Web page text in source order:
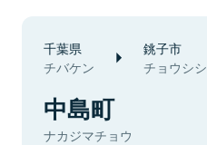
千葉県
チバケン
銚子市
チョウシシ
中島町
ナカジマチョウ